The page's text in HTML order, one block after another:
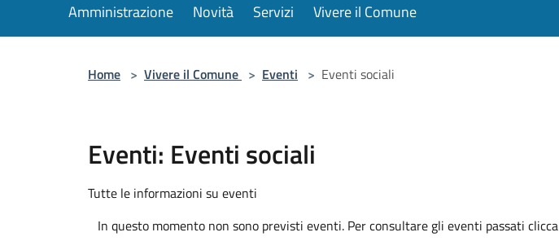
Amministrazione Novità Servizi Vivere il Comune
Home > Vivere il Comune > Eventi > Eventi sociali
Eventi: Eventi sociali
Tutte le informazioni su eventi
In questo momento non sono previsti eventi. Per consultare gli eventi passati clicca